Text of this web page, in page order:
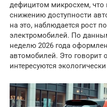
дефицитом микросхем, что
снижению доступности
на это, наблюдается рост
электромобилей. По
неделю 2026 года
автомобилей. Это говорит
интересуются